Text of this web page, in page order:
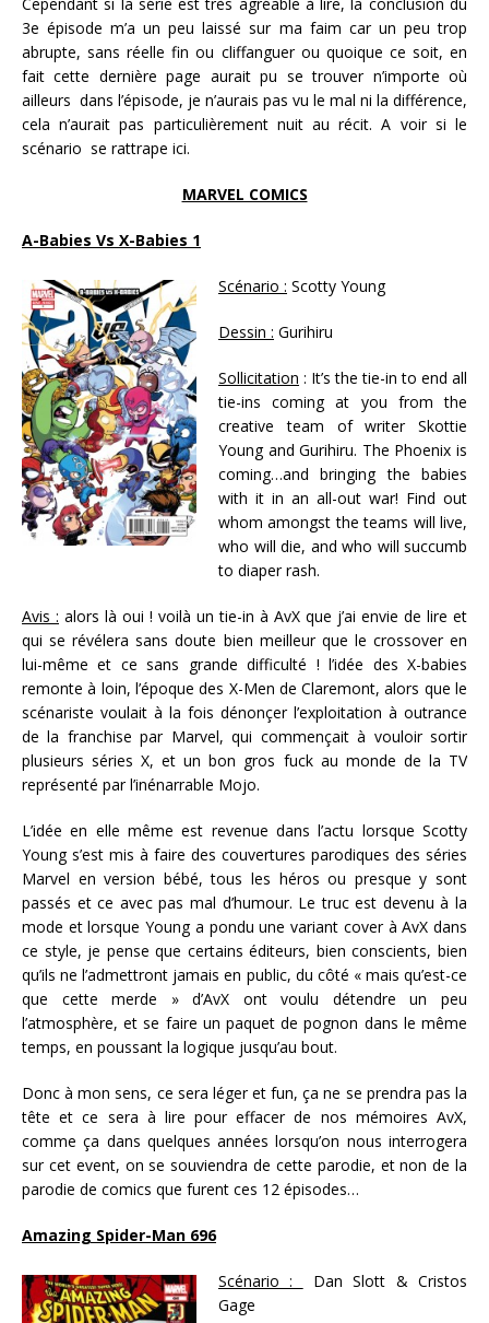
3e épisode m’a un peu laissé sur ma faim car un peu trop
abrupte, sans réelle fin ou cliffanguer ou quoique ce soit, en
fait cette dernière page aurait pu se trouver n’importe où
ailleurs dans l’épisode, je n’aurais pas vu le mal ni la différence,
cela n’aurait pas particulièrement nuit au récit. A voir si le
scénario se rattrape ici.
MARVEL COMICS
A-Babies Vs X-Babies 1
Scénario : Scotty Young
Dessin : Gurihiru
Sollicitation : It’s the tie-in to end all
tie-ins coming at you from the
creative team of writer Skottie
Young and Gurihiru. The Phoenix is
coming…and bringing the babies
with it in an all-out war! Find out
whom amongst the teams will live,
who will die, and who will succumb
to diaper rash.
Avis : alors là oui ! voilà un tie-in à AvX que j’ai envie de lire et
qui se révélera sans doute bien meilleur que le crossover en
lui-même et ce sans grande difficulté ! l’idée des X-babies
remonte à loin, l’époque des X-Men de Claremont, alors que le
scénariste voulait à la fois dénonçer l’exploitation à outrance
de la franchise par Marvel, qui commençait à vouloir sortir
plusieurs séries X, et un bon gros fuck au monde de la TV
représenté par l’inénarrable Mojo.
L’idée en elle même est revenue dans l’actu lorsque Scotty
Young s’est mis à faire des couvertures parodiques des séries
Marvel en version bébé, tous les héros ou presque y sont
passés et ce avec pas mal d’humour. Le truc est devenu à la
mode et lorsque Young a pondu une variant cover à AvX dans
ce style, je pense que certains éditeurs, bien conscients, bien
qu’ils ne l’admettront jamais en public, du côté « mais qu’est-ce
que cette merde » d’AvX ont voulu détendre un peu
l’atmosphère, et se faire un paquet de pognon dans le même
temps, en poussant la logique jusqu’au bout.
Donc à mon sens, ce sera léger et fun, ça ne se prendra pas la
tête et ce sera à lire pour effacer de nos mémoires AvX,
comme ça dans quelques années lorsqu’on nous interrogera
sur cet event, on se souviendra de cette parodie, et non de la
parodie de comics que furent ces 12 épisodes…
Amazing Spider-Man 696
Scénario :
Dan Slott & Cristos
Gage